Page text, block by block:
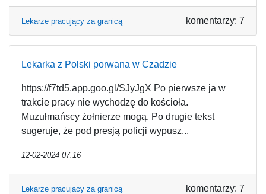
Lekarze pracujący za granicą komentarzy: 7
Lekarka z Polski porwana w Czadzie
https://f7td5.app.goo.gl/SJyJgX Po pierwsze ja w
trakcie pracy nie wychodzę do kościoła.
Muzułmańscy żołnierze mogą. Po drugie tekst
sugeruje, że pod presją policji wypusz...
12-02-2024 07:16
Lekarze pracujący za granicą komentarzy: 7